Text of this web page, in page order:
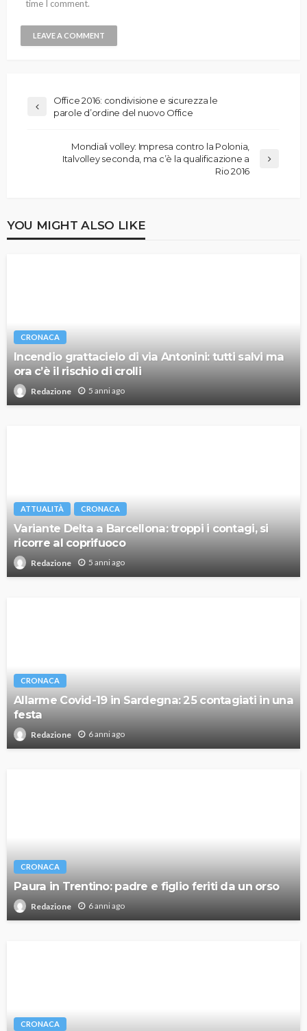
time I comment.
Office 2016: condivisione e sicurezza le
parole d’ordine del nuovo Office
Mondiali volley: Impresa contro la Polonia,
Italvolley seconda, ma c’è la qualificazione a
Rio 2016
YOU MIGHT ALSO LIKE
CRONACA
Incendio grattacielo di via Antonini: tutti salvi ma
ora c’è il rischio di crolli
Redazione 5 anni ago
ATTUALITÀ CRONACA
Variante Delta a Barcellona: troppi i contagi, si
ricorre al coprifuoco
Redazione 5 anni ago
CRONACA
Allarme Covid-19 in Sardegna: 25 contagiati in una
festa
Redazione 6 anni ago
CRONACA
Paura in Trentino: padre e figlio feriti da un orso
Redazione 6 anni ago
CRONACA